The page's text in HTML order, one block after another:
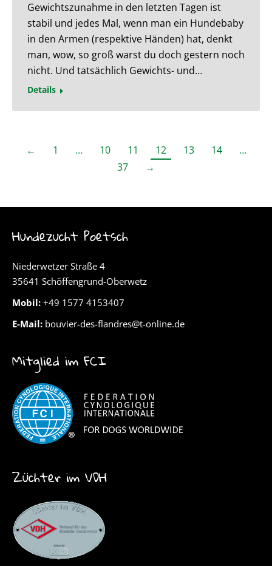
Gewichtszunahme in den letzten Tagen ist
stabil und jedes Mal, wenn man ein Hundebaby
in den Armen (respektive Händen) hat, denkt
man, wow, so groß warst du doch gestern noch
nicht. Und tatsächlich Gewichts- und…
Details
← 1 … 10 11 12 13 14
…
37
→
Hundezucht Poetsch
Niederwetzer Straße 4
35641 Schöffengrund-Oberwetz
Mobil: +49 1577 4153407
E-Mail: bouvier-des-flandres@t-online.de
Mitglied im FCI
Züchter im VDH